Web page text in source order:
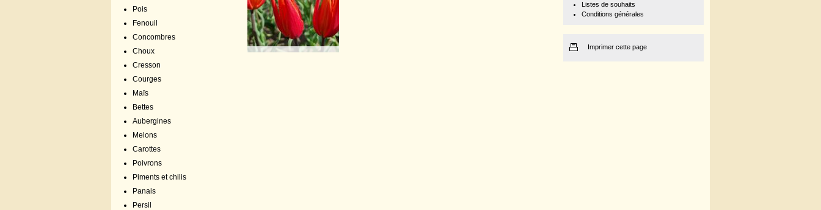
Pois
Fenouil
Concombres
Choux
Cresson
Courges
Maïs
Bettes
Aubergines
Melons
Carottes
Poivrons
Piments et chilis
Panais
Persil
Listes de souhaits
Conditions générales
Imprimer cette page